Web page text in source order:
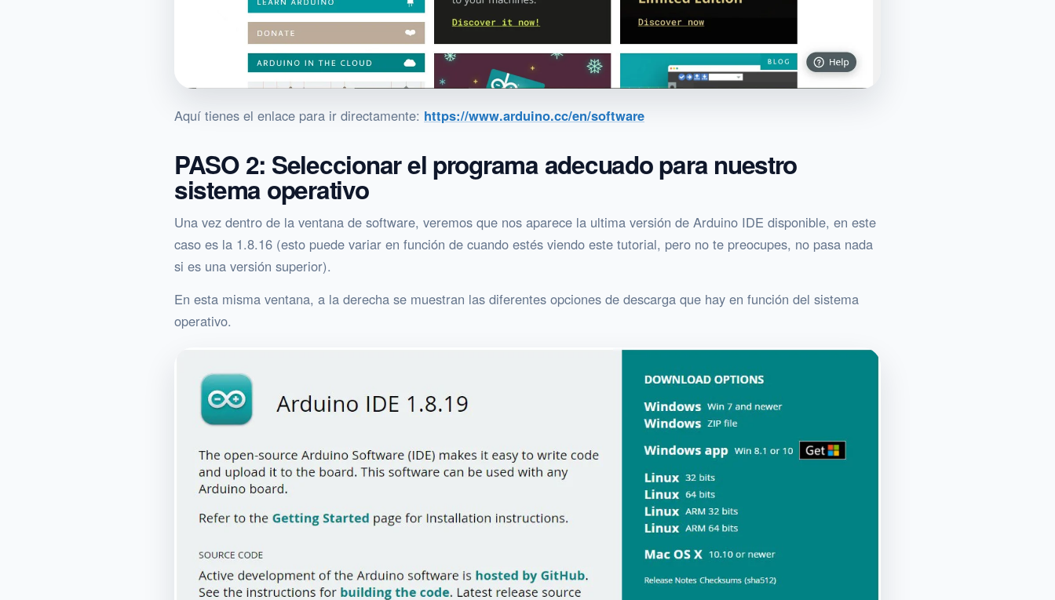
Aquí tienes el enlace para ir directamente: https://www.arduino.cc/en/software
PASO 2: Seleccionar el programa adecuado para nuestro
sistema operativo
Una vez dentro de la ventana de software, veremos que nos aparece la ultima versión de Arduino IDE disponible, en este
caso es la 1.8.16 (esto puede variar en función de cuando estés viendo este tutorial, pero no te preocupes, no pasa nada
si es una versión superior).
En esta misma ventana, a la derecha se muestran las diferentes opciones de descarga que hay en función del sistema
operativo.